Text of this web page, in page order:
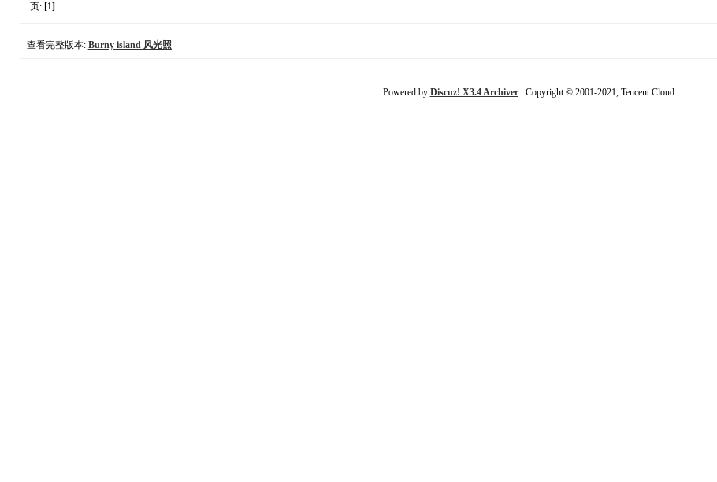
页: [1]
查看完整版本: Burny island 风光照
Powered by Discuz! X3.4 ArchiverCopyright © 2001-2021, Tencent Cloud.